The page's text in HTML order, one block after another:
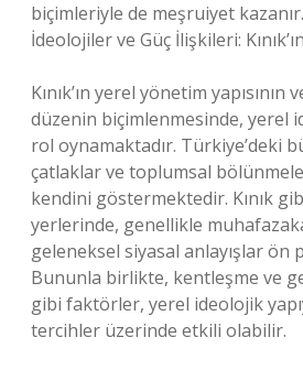
biçimleriyle de meşruiyet kazanır.
İdeolojiler ve Güç İlişkileri:
Kınık’ın yerel yönetim yapısının
düzenin biçimlenmesinde, yerel
rol oynamaktadır. Türkiye’deki
çatlaklar ve toplumsal
kendini göstermektedir. Kınık
yerlerinde, genellikle
geleneksel siyasal anlayışlar ön
Bununla birlikte, kentleşme ve
gibi faktörler, yerel ideolojik
tercihler üzerinde etkili olabilir.